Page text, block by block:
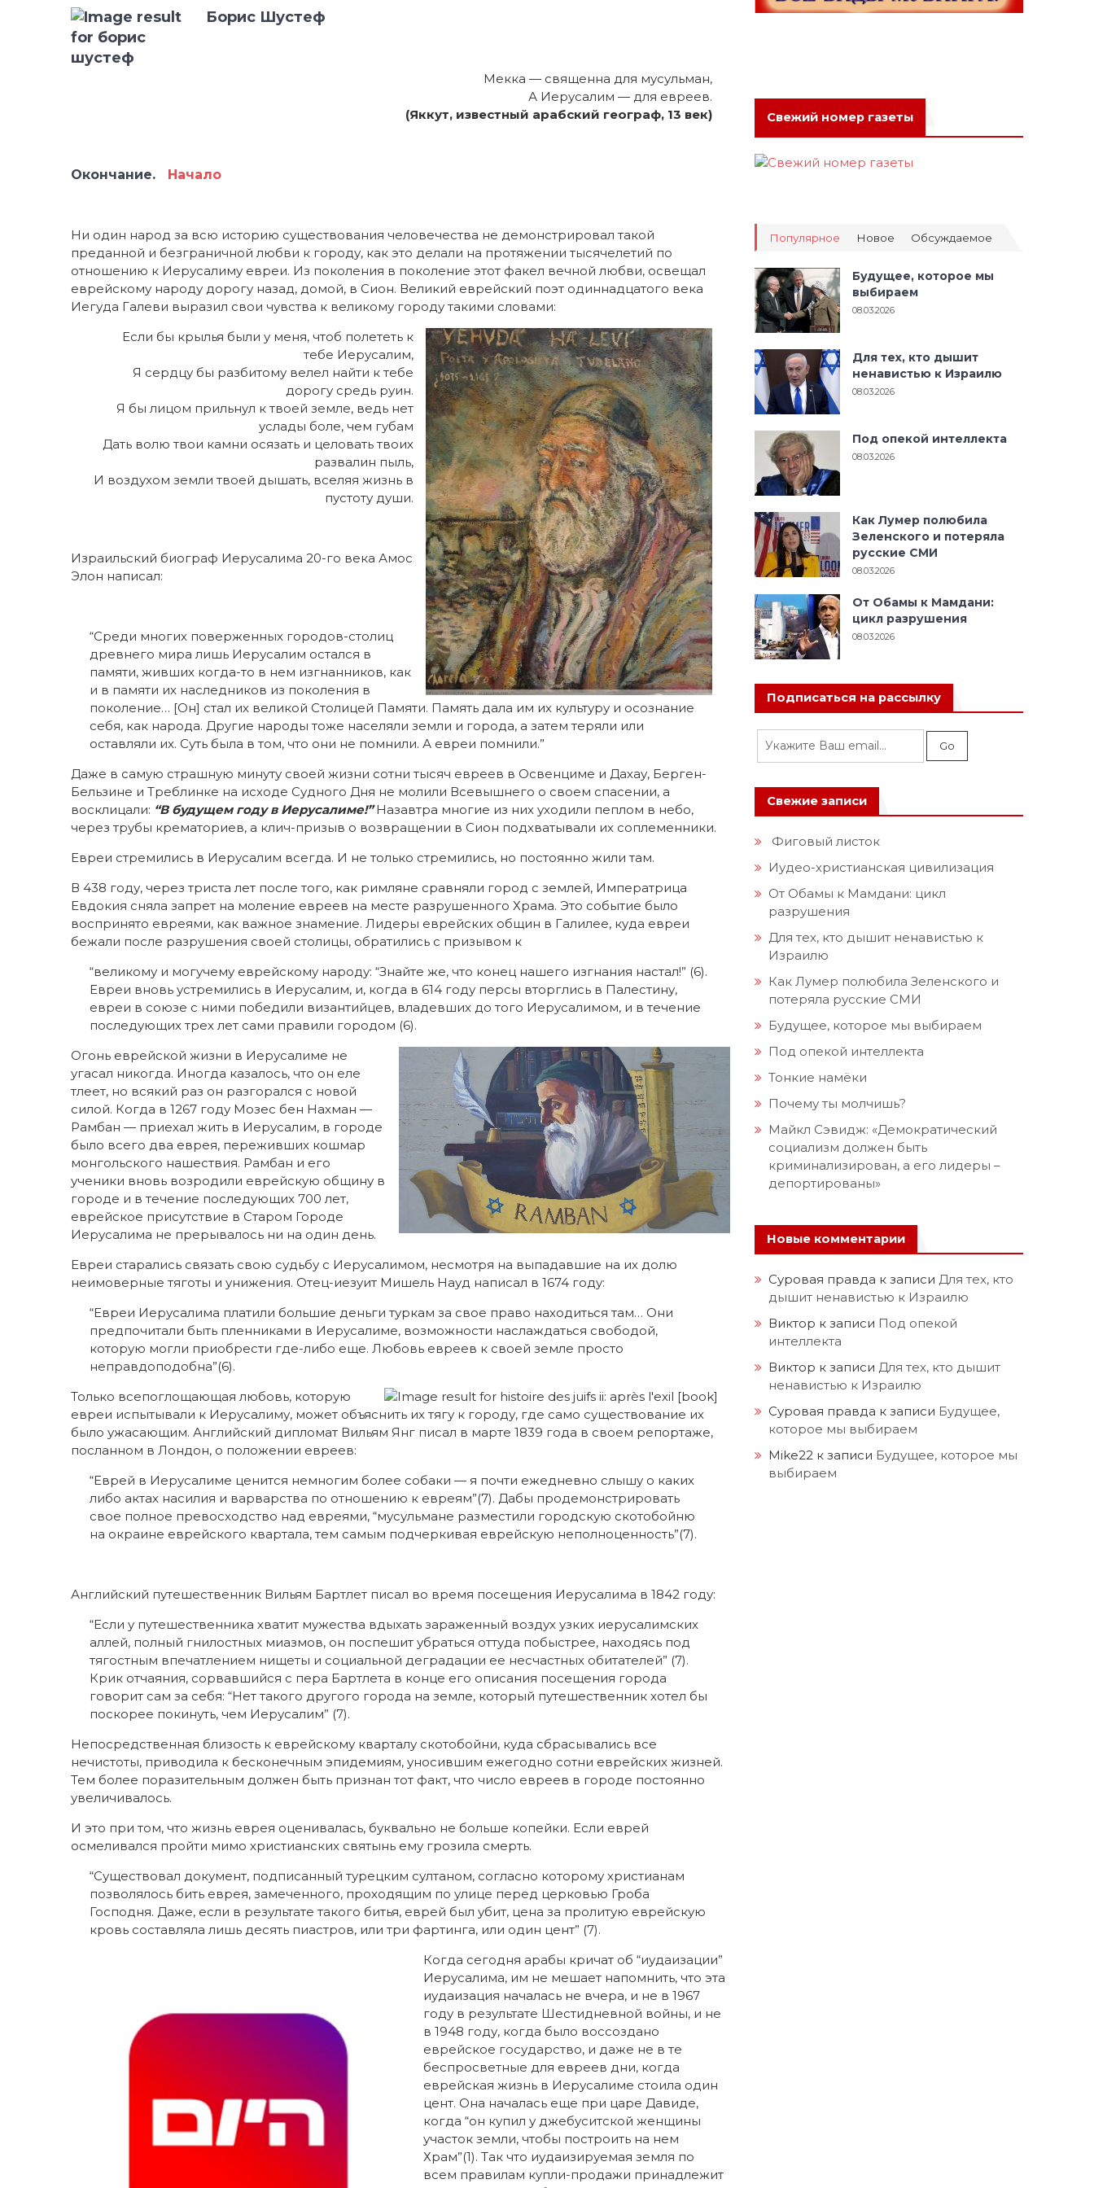
Борис Шустеф
Мекка — священна для мусульман,
А Иерусалим — для евреев.
(Яккут, известный арабский географ, 13 век)
Окончание. Начало
Ни один народ за всю историю существования человечества не демонстрировал такой
преданной и безграничной любви к городу, как это делали на протяжении тысячелетий по
отношению к Иерусалиму евреи. Из поколения в поколение этот факел вечной любви, освещал
еврейскому народу дорогу назад, домой, в Сион. Великий еврейский поэт одиннадцатого века
Иегуда Галеви выразил свои чувства к великому городу такими словами:
Если бы крылья были у меня, чтоб полететь к
тебе Иерусалим,
Я сердцу бы разбитому велел найти к тебе
дорогу средь руин.
Я бы лицом прильнул к твоей земле, ведь нет
услады боле, чем губам
Дать волю твои камни осязать и целовать твоих
развалин пыль,
И воздухом земли твоей дышать, вселяя жизнь в
пустоту души.
Израильский биограф Иерусалима 20-го века Амос
Элон написал:
“Среди многих поверженных городов-столиц
древнего мира лишь Иерусалим остался в
памяти, живших когда-то в нем изгнанников, как
и в памяти их наследников из поколения в
поколение… [Он] стал их великой Столицей Памяти. Память дала им их культуру и осознание
себя, как народа. Другие народы тоже населяли земли и города, а затем теряли или
оставляли их. Суть была в том, что они не помнили. А евреи помнили.”
Даже в самую страшную минуту своей жизни сотни тысяч евреев в Освенциме и Дахау, Берген-
Бельзине и Треблинке на исходе Судного Дня не молили Всевышнего о своем спасении, а
восклицали: “В будущем году в Иерусалиме!”Назавтра многие из них уходили пеплом в небо,
через трубы крематориев, а клич-призыв о возвращении в Сион подхватывали их соплеменники.
Евреи стремились в Иерусалим всегда. И не только стремились, но постоянно жили там.
В 438 году, через триста лет после того, как римляне сравняли город с землей, Императрица
Евдокия сняла запрет на моление евреев на месте разрушенного Храма. Это событие было
воспринято евреями, как важное знамение. Лидеры еврейских общин в Галилее, куда евреи
бежали после разрушения своей столицы, обратились с призывом к
“великому и могучему еврейскому народу: “Знайте же, что конец нашего изгнания настал!” (6).
Евреи вновь устремились в Иерусалим, и, когда в 614 году персы вторглись в Палестину,
евреи в союзе с ними победили византийцев, владевших до того Иерусалимом, и в течение
последующих трех лет сами правили городом (6).
Огонь еврейской жизни в Иерусалиме не
угасал никогда. Иногда казалось, что он еле
тлеет, но всякий раз он разгорался с новой
силой. Когда в 1267 году Мозес бен Нахман —
Рамбан — приехал жить в Иерусалим, в городе
было всего два еврея, переживших кошмар
монгольского нашествия. Рамбан и его
ученики вновь возродили еврейскую общину в
городе и в течение последующих 700 лет,
еврейское присутствие в Старом Городе
Иерусалима не прерывалось ни на один день.
Евреи старались связать свою судьбу с Иерусалимом, несмотря на выпадавшие на их долю
неимоверные тяготы и унижения. Отец-иезуит Мишель Науд написал в 1674 году:
“Евреи Иерусалима платили большие деньги туркам за свое право находиться там… Они
предпочитали быть пленниками в Иерусалиме, возможности наслаждаться свободой,
которую могли приобрести где-либо еще. Любовь евреев к своей земле просто
неправдоподобна”(6).
Только всепоглощающая любовь, которую
евреи испытывали к Иерусалиму, может объяснить их тягу к городу, где само существование их
было ужасающим. Английский дипломат Вильям Янг писал в марте 1839 года в своем репортаже,
посланном в Лондон, о положении евреев:
“Еврей в Иерусалиме ценится немногим более собаки — я почти ежедневно слышу о каких
либо актах насилия и варварства по отношению к евреям”(7). Дабы продемонстрировать
свое полное превосходство над евреями, “мусульмане разместили городскую скотобойню
на окраине еврейского квартала, тем самым подчеркивая еврейскую неполноценность”(7).
Английский путешественник Вильям Бартлет писал во время посещения Иерусалима в 1842 году:
“Если у путешественника хватит мужества вдыхать зараженный воздух узких иерусалимских
аллей, полный гнилостных миазмов, он поспешит убраться оттуда побыстрее, находясь под
тягостным впечатлением нищеты и социальной деградации ее несчастных обитателей” (7).
Крик отчаяния, сорвавшийся с пера Бартлета в конце его описания посещения города
говорит сам за себя: “Нет такого другого города на земле, который путешественник хотел бы
поскорее покинуть, чем Иерусалим” (7).
Непосредственная близость к еврейскому кварталу скотобойни, куда сбрасывались все
нечистоты, приводила к бесконечным эпидемиям, уносившим ежегодно сотни еврейских жизней.
Тем более поразительным должен быть признан тот факт, что число евреев в городе постоянно
увеличивалось.
И это при том, что жизнь еврея оценивалась, буквально не больше копейки. Если еврей
осмеливался пройти мимо христианских святынь ему грозила смерть.
“Существовал документ, подписанный турецким султаном, согласно которому христианам
позволялось бить еврея, замеченного, проходящим по улице перед церковью Гроба
Господня. Даже, если в результате такого битья, еврей был убит, цена за пролитую еврейскую
кровь составляла лишь десять пиастров, или три фартинга, или один цент” (7).
Когда сегодня арабы кричат об “иудаизации”
Иерусалима, им не мешает напомнить, что эта
иудаизация началась не вчера, и не в 1967
году в результате Шестидневной войны, и не
в 1948 году, когда было воссоздано
еврейское государство, и даже не в те
беспросветные для евреев дни, когда
еврейская жизнь в Иерусалиме стоила один
цент. Она началась еще при царе Давиде,
когда “он купил у джебуситской женщины
участок земли, чтобы построить на нем
Храм”(1). Так что иудаизируемая земля по
всем правилам купли-продажи принадлежит
Свежий номер газеты
Популярное Новое Обсуждаемое
Будущее, которое мы
выбираем
08.03.2026
Для тех, кто дышит
ненавистью к Израилю
08.03.2026
Под опекой интеллекта
08.03.2026
Как Лумер полюбила
Зеленского и потеряла
русские СМИ
08.03.2026
От Обамы к Мамдани:
цикл разрушения
08.03.2026
Подписаться на рассылку
Свежие записи
Фиговый листок
Иудео-христианская цивилизация
От Обамы к Мамдани: цикл
разрушения
Для тех, кто дышит ненавистью к
Израилю
Как Лумер полюбила Зеленского и
потеряла русские СМИ
Будущее, которое мы выбираем
Под опекой интеллекта
Тонкие намёки
Почему ты молчишь?
Майкл Сэвидж: «Демократический
социализм должен быть
криминализирован, а его лидеры –
депортированы»
Новые комментарии
Суровая правда к записи Для тех, кто
дышит ненавистью к Израилю
Виктор к записи Под опекой
интеллекта
Виктор к записи Для тех, кто дышит
ненавистью к Израилю
Суровая правда к записи Будущее,
которое мы выбираем
Mike22 к записи Будущее, которое мы
выбираем